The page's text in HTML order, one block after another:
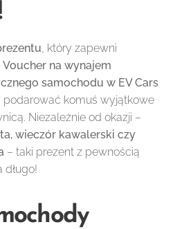
🚗🎁
, który zapewni
Voucher na wynajem
samochodu w EV Cars
podarować komuś wyjątkowe
Niezależnie od okazji –
wieczór kawalerski czy
– taki prezent z pewnością
długo!